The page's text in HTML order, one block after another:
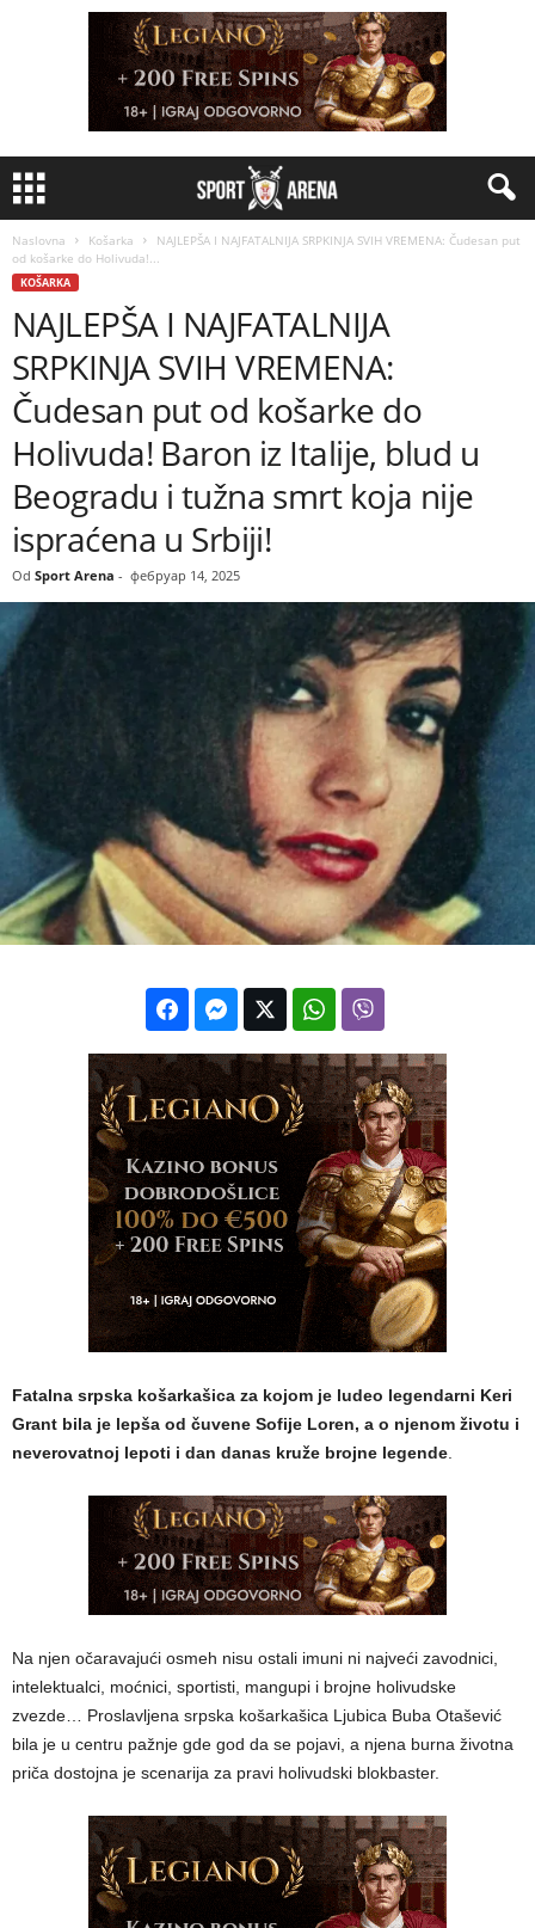
Naslovna Košarka
NAJLEPŠA I NAJFATALNIJA SRPKINJA SVIH VREMENA: Čudesan put
od košarke do Holivuda!...
KOŠARKA
NAJLEPŠA I NAJFATALNIJA
SRPKINJA SVIH VREMENA:
Čudesan put od košarke do
Holivuda! Baron iz Italije, blud u
Beogradu i tužna smrt koja nije
ispraćena u Srbiji!
Od Sport Arena - фебруар 14, 2025
Fatalna srpska košarkašica za kojom je ludeo legendarni Keri
Grant bila je lepša od čuvene Sofije Loren, a o njenom životu i
neverovatnoj lepoti i dan danas kruže brojne legende
Na njen očaravajući osmeh nisu ostali imuni ni najveći zavodnici,
intelektualci, moćnici, sportisti, mangupi i brojne holivudske
zvezde… Proslavljena srpska košarkašica Ljubica Buba Otašević
bila je u centru pažnje gde god da se pojavi, a njena burna životna
priča dostojna je scenarija za pravi holivudski blokbaster.